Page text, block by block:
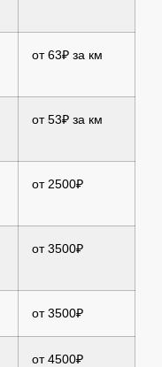
от 63₽ за км
от 53₽ за км
от 2500₽
от 3500₽
от 3500₽
от 4500₽